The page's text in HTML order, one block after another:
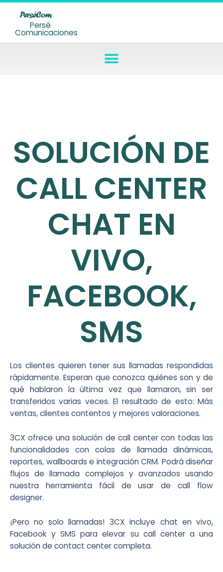
Persé
Comunicaciones
SOLUCIÓN DE
CALL CENTER
CHAT EN
VIVO,
FACEBOOK,
SMS
Los clientes quieren tener sus llamadas respondidas
rápidamente. Esperan que conozca quiénes son y de
qué hablaron la última vez que llamaron, sin ser
transferidos varias veces. El resultado de esto: Más
ventas, clientes contentos y mejores valoraciones.
3CX ofrece una solución de call center con todas las
funcionalidades con colas de llamada dinámicas,
reportes, wallboards e integración CRM. Podrá diseñar
flujos de llamada complejos y avanzados usando
nuestra herramienta fácil de usar de call flow
designer.
¡Pero no solo llamadas! 3CX incluye chat en vivo,
Facebook y SMS para elevar su call center a una
solución de contact center completa.